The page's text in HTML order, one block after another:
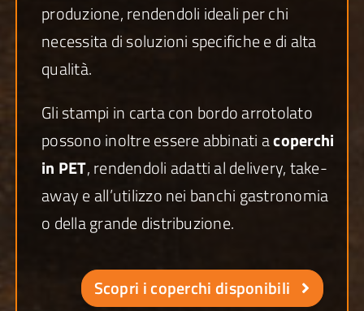
produzione, rendendoli ideali per chi
necessita di soluzioni specifiche e di alta
qualità.
Gli stampi in carta con bordo arrotolato
possono inoltre essere abbinati acoperchi
in PET, rendendoli adatti al delivery, take-
away e all’utilizzo nei banchi gastronomia
o della grande distribuzione.
Scopri i coperchi disponibili